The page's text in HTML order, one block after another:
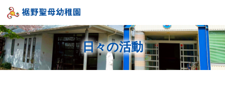
日々の活動